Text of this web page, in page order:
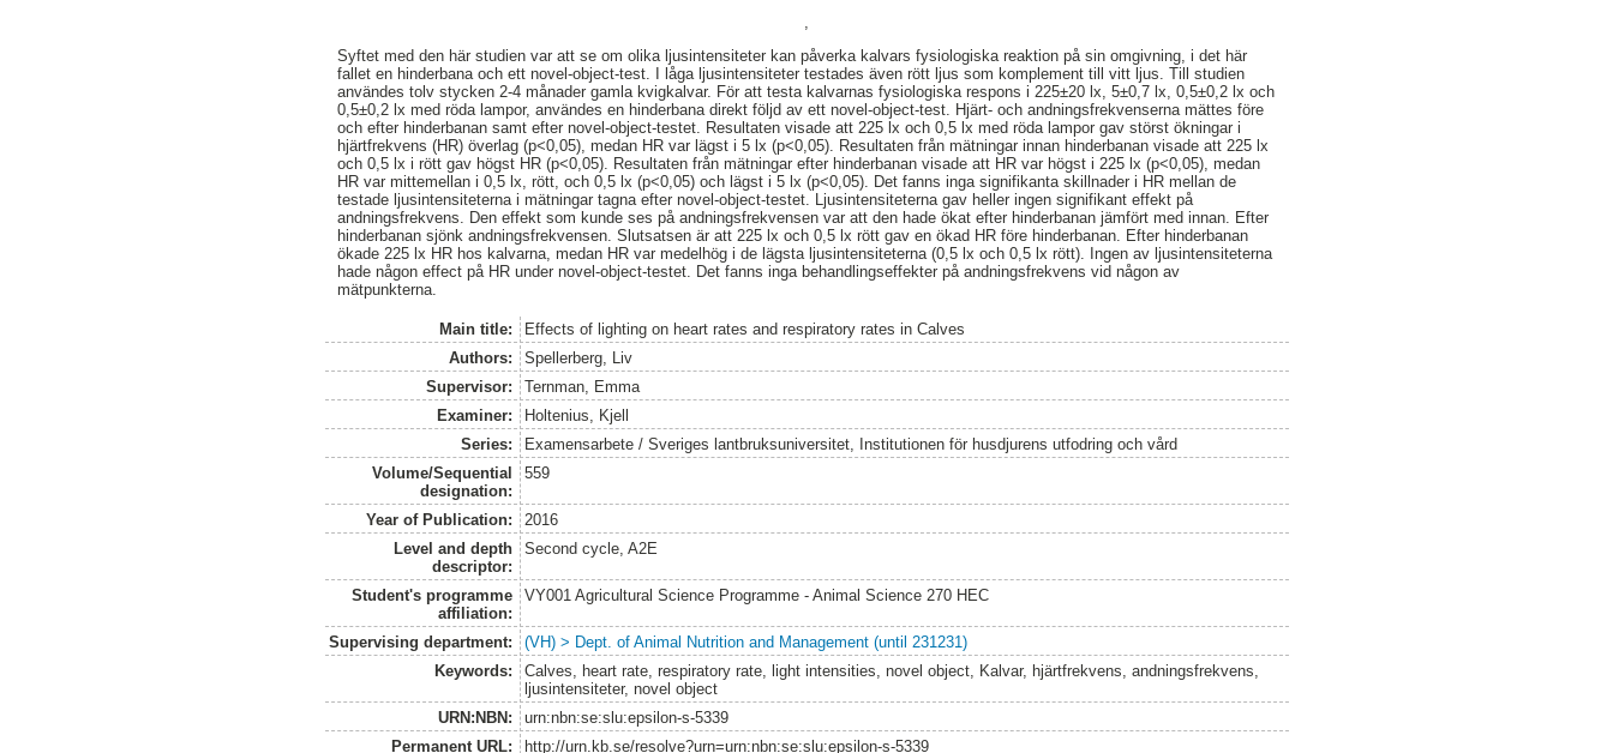
Syftet med den här studien var att se om olika ljusintensiteter kan påverka kalvars fysiologiska reaktion på sin omgivning, i det här
fallet en hinderbana och ett novel-object-test. I låga ljusintensiteter testades även rött ljus som komplement till vitt ljus. Till studien
användes tolv stycken 2-4 månader gamla kvigkalvar. För att testa kalvarnas fysiologiska respons i 225±20 lx, 5±0,7 lx, 0,5±0,2 lx och
0,5±0,2 lx med röda lampor, användes en hinderbana direkt följd av ett novel-object-test. Hjärt- och andningsfrekvenserna mättes före
och efter hinderbanan samt efter novel-object-testet. Resultaten visade att 225 lx och 0,5 lx med röda lampor gav störst ökningar i
hjärtfrekvens (HR) överlag (p<0,05), medan HR var lägst i 5 lx (p<0,05). Resultaten från mätningar innan hinderbanan visade att 225 lx
och 0,5 lx i rött gav högst HR (p<0,05). Resultaten från mätningar efter hinderbanan visade att HR var högst i 225 lx (p<0,05), medan
HR var mittemellan i 0,5 lx, rött, och 0,5 lx (p<0,05) och lägst i 5 lx (p<0,05). Det fanns inga signifikanta skillnader i HR mellan de
testade ljusintensiteterna i mätningar tagna efter novel-object-testet. Ljusintensiteterna gav heller ingen signifikant effekt på
andningsfrekvens. Den effekt som kunde ses på andningsfrekvensen var att den hade ökat efter hinderbanan jämfört med innan. Efter
hinderbanan sjönk andningsfrekvensen. Slutsatsen är att 225 lx och 0,5 lx rött gav en ökad HR före hinderbanan. Efter hinderbanan
ökade 225 lx HR hos kalvarna, medan HR var medelhög i de lägsta ljusintensiteterna (0,5 lx och 0,5 lx rött). Ingen av ljusintensiteterna
hade någon effect på HR under novel-object-testet. Det fanns inga behandlingseffekter på andningsfrekvens vid någon av
mätpunkterna.
Main title:
Effects of lighting on heart rates and respiratory rates in Calves
Authors:
Spellerberg, Liv
Supervisor:
Ternman, Emma
Examiner:
Holtenius, Kjell
Series:
Examensarbete / Sveriges lantbruksuniversitet, Institutionen för husdjurens utfodring och vård
Volume/Sequential
designation:
559
Year of Publication:
2016
Level and depth
descriptor:
Second cycle, A2E
Student's programme
affiliation:
VY001 Agricultural Science Programme - Animal Science 270 HEC
Supervising department:
(VH) > Dept. of Animal Nutrition and Management (until 231231)
Keywords:
Calves, heart rate, respiratory rate, light intensities, novel object, Kalvar, hjärtfrekvens, andningsfrekvens,
ljusintensiteter, novel object
URN:NBN:
urn:nbn:se:slu:epsilon-s-5339
Permanent URL:
http://urn.kb.se/resolve?urn=urn:nbn:se:slu:epsilon-s-5339